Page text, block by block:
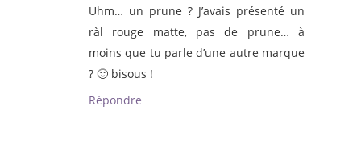
Uhm… un prune ? J’avais présenté un
ràl rouge matte, pas de prune… à
moins que tu parle d’une autre marque
? 🙂 bisous !
Répondre